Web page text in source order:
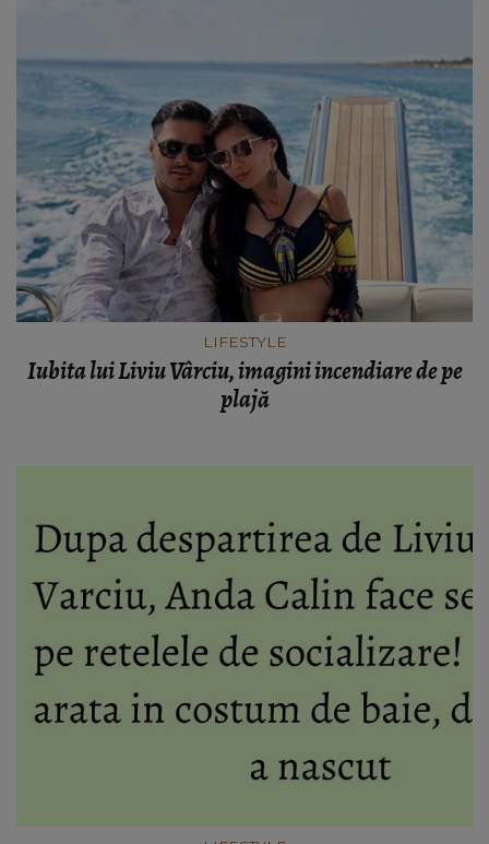
LIFESTYLE
Iubita lui Liviu Vârciu, imagini incendiare de pe
plajă